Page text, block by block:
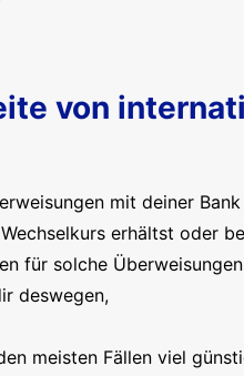
von
mit deiner
erhältst oder
für solche
deswegen,
meisten Fällen viel